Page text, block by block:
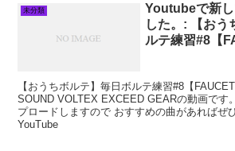
未分類
Youtubeで新
した。: 【おう
ルテ練習#8【
【おうちボルテ】毎日ボルテ練習#8【
SOUND VOLTEX EXCEED GEARの動画です
プロードしますので おすすめの曲があればぜ
YouTube